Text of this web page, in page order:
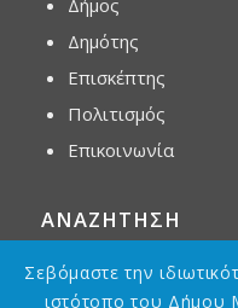
Δημότης
Επισκέπτης
Πολιτισμός
Επικοινωνία
ΑΝΑΖΗΤΗΣΗ
Σεβόμαστε την
ιστότοπο του Δήμου